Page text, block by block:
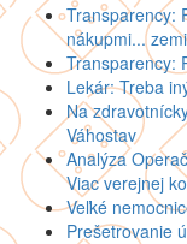
Transparency:
nákupmi...
Transparency:
Lekár: Treba
Na
Váhostav
Analýza
Viac verejnej
Veľké
Prešetrovanie